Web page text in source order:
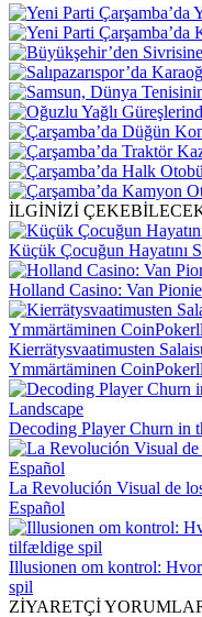
İLGİNİZİ
Küçük Çocuğun Hayatını
Holland Casino: Van
Kierrätysvaatimusten
Ymmärtäminen
Decoding Player Churn in
La Revolución Visual de
Español
Illusionen om kontrol:
spil
ZİYARETÇİ